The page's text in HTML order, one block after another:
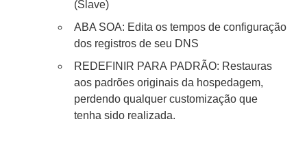
(Slave)
ABA SOA: Edita os tempos de configuração
dos registros de seu DNS
REDEFINIR PARA PADRÃO: Restauras
aos padrões originais da hospedagem,
perdendo qualquer customização que
tenha sido realizada.